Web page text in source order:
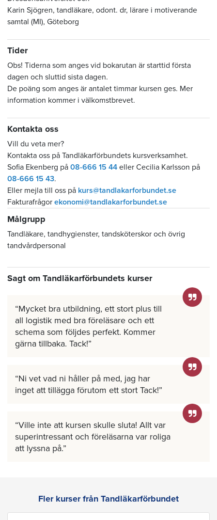
Karin Sjögren, tandläkare, odont. dr, lärare i motiverande
samtal (MI), Göteborg
Tider
Obs! Tiderna som anges vid bokarutan är starttid första
dagen och sluttid sista dagen.
De poäng som anges är antalet timmar kursen ges. Mer
information kommer i välkomstbrevet.
Kontakta oss
Vill du veta mer?
Kontakta oss på Tandläkarförbundets kursverksamhet.
Sofia Ekenberg på 08-666 15 44 eller Cecilia Karlsson på
08-666 15 43.
Eller mejla till oss på kurs@tandlakarforbundet.se
Fakturafrågor ekonomi@tandlakarforbundet.se
Målgrupp
Tandläkare, tandhygienster, tandsköterskor och övrig
tandvårdpersonal
Sagt om Tandläkarförbundets kurser
Mycket bra utbildning, ett stort plus till
all logistik med bra föreläsare och ett
schema som följdes perfekt. Kommer
gärna tillbaka. Tack!
Ni vet vad ni håller på med, jag har
inget att tillägga förutom ett stort Tack!
Ville inte att kursen skulle sluta! Allt var
superintressant och föreläsarna var roliga
att lyssna på.
Fler kurser från Tandläkarförbundet